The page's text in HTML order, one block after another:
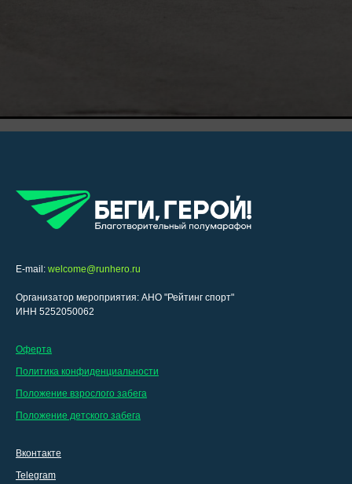
E-mail: welcome@runhero.ru
Организатор мероприятия: АНО "Рейтинг спорт"
ИНН 5252050062
Оферта
Политика конфиденциальности
Положение взрослого забега
Положение детского забега
Вконтакте
Telegram